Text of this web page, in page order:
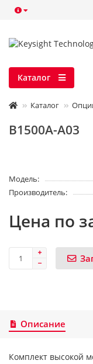
Каталог
Каталог
B1500A-A03
Модель:
Производитель:
Цена по
Описание
Комплект высокой